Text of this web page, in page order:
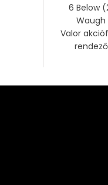
6 Below
Waugh
Valor